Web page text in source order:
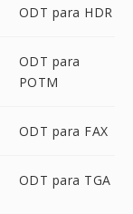
ODT para HDR
ODT para
POTM
ODT para FAX
ODT para TGA